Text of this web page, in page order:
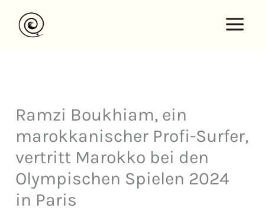
Inhalt
springen
Ramzi Boukhiam, ein
marokkanischer Profi-Surfer,
vertritt Marokko bei den
Olympischen Spielen 2024
in Paris